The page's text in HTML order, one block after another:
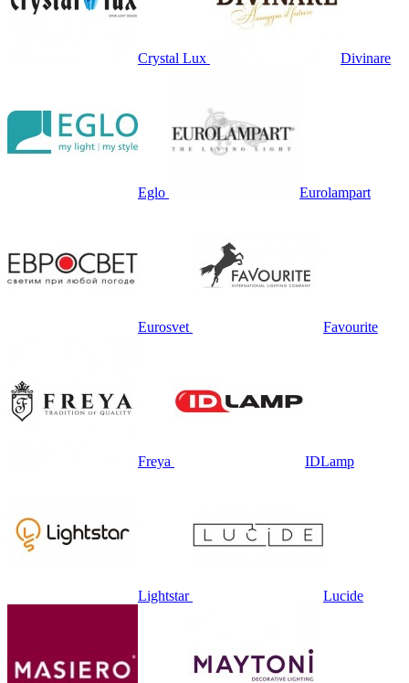
Crystal Lux Divinare
Eglo Eurolampart
Eurosvet Favourite
Freya IDLamp
Lightstar Lucide